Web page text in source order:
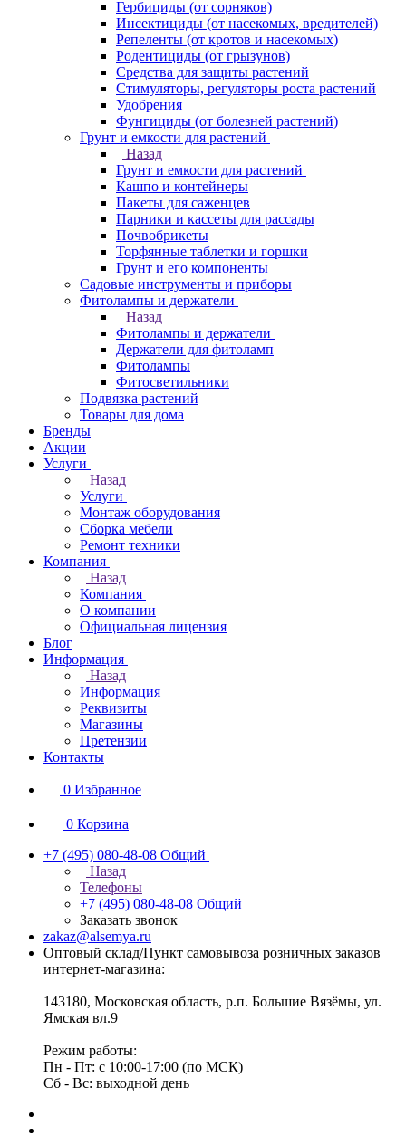
Гербициды (от сорняков)
Инсектициды (от насекомых, вредителей)
Репеленты (от кротов и насекомых)
Родентициды (от грызунов)
Средства для защиты растений
Стимуляторы, регуляторы роста растений
Удобрения
Фунгициды (от болезней растений)
Грунт и емкости для растений
Назад
Грунт и емкости для растений
Кашпо и контейнеры
Пакеты для саженцев
Парники и кассеты для рассады
Почвобрикеты
Торфянные таблетки и горшки
Грунт и его компоненты
Садовые инструменты и приборы
Фитолампы и держатели
Назад
Фитолампы и держатели
Держатели для фитоламп
Фитолампы
Фитосветильники
Подвязка растений
Товары для дома
Бренды
Акции
Услуги
Назад
Услуги
Монтаж оборудования
Сборка мебели
Ремонт техники
Компания
Назад
Компания
О компании
Официальная лицензия
Блог
Информация
Назад
Информация
Реквизиты
Магазины
Претензии
Контакты
0 Избранное
0 Корзина
+7 (495) 080-48-08 Общий
Назад
Телефоны
+7 (495) 080-48-08 Общий
Заказать звонок
zakaz@alsemya.ru
Оптовый склад/Пункт самовывоза розничных заказов
интернет-магазина:
143180, Московская область, р.п. Большие Вязёмы, ул.
Ямская вл.9
Режим работы:
Пн - Пт: с 10:00-17:00 (по МСК)
Сб - Вс: выходной день